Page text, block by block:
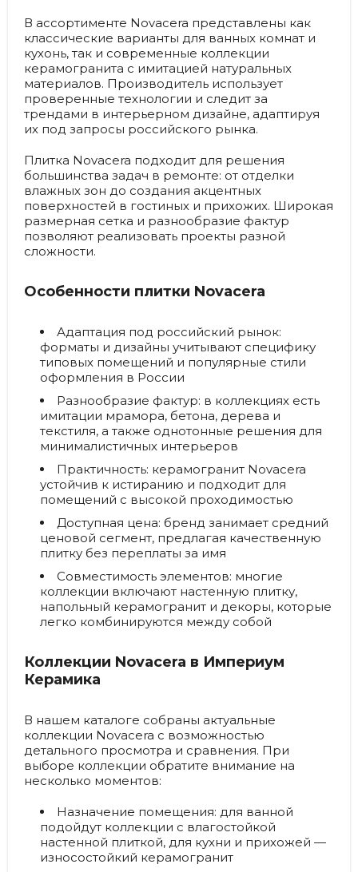
В ассортименте Novacera представлены как
классические варианты для ванных комнат и
кухонь, так и современные коллекции
керамогранита с имитацией натуральных
материалов. Производитель использует
проверенные технологии и следит за
трендами в интерьерном дизайне, адаптируя
их под запросы российского рынка.
Плитка Novacera подходит для решения
большинства задач в ремонте: от отделки
влажных зон до создания акцентных
поверхностей в гостиных и прихожих. Широкая
размерная сетка и разнообразие фактур
позволяют реализовать проекты разной
сложности.
Особенности плитки Novacera
Адаптация под российский рынок:
форматы и дизайны учитывают специфику
типовых помещений и популярные стили
оформления в России
Разнообразие фактур: в коллекциях есть
имитации мрамора, бетона, дерева и
текстиля, а также однотонные решения для
минималистичных интерьеров
Практичность: керамогранит Novacera
устойчив к истиранию и подходит для
помещений с высокой проходимостью
Доступная цена: бренд занимает средний
ценовой сегмент, предлагая качественную
плитку без переплаты за имя
Совместимость элементов: многие
коллекции включают настенную плитку,
напольный керамогранит и декоры, которые
легко комбинируются между собой
Коллекции Novacera в Империум
Керамика
В нашем каталоге собраны актуальные
коллекции Novacera с возможностью
детального просмотра и сравнения. При
выборе коллекции обратите внимание на
несколько моментов:
Назначение помещения: для ванной
подойдут коллекции с влагостойкой
настенной плиткой, для кухни и прихожей —
износостойкий керамогранит